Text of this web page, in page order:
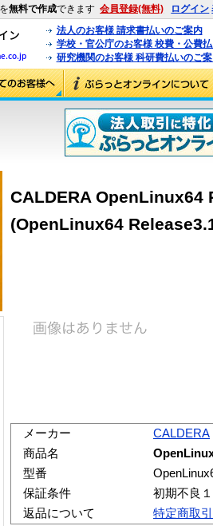
無料で作成できます 会員登録(無料) ログイン
法人のお客様 請求書払いのご案内
学校・官公庁のお客様 校費・公費
研究機関のお客様 科研費払いのご
CALDERA OpenLinux64
(OpenLinux64
メーカー
CALDERA
商品名
型番
保証条件
初期不良
返品について
特定商取